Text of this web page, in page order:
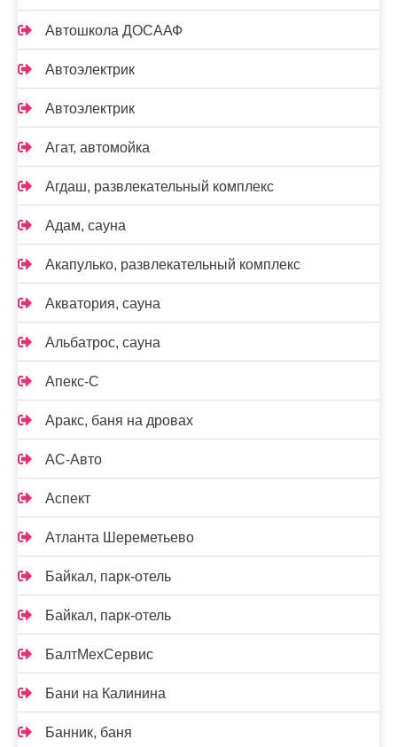
Автошкола ДОСААФ
Автоэлектрик
Автоэлектрик
Агат, автомойка
Агдаш, развлекательный комплекс
Адам, сауна
Акапулько, развлекательный комплекс
Акватория, сауна
Альбатрос, сауна
Апекс-С
Аракс, баня на дровах
АС-Авто
Аспект
Атланта Шереметьево
Байкал, парк-отель
Байкал, парк-отель
БалтМехСервис
Бани на Калинина
Банник, баня